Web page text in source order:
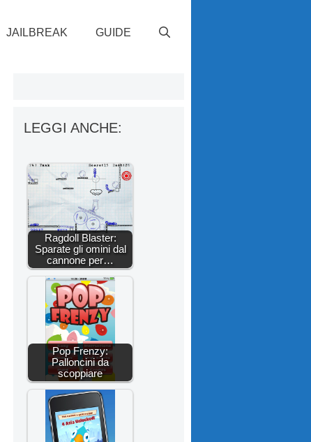
JAILBREAK GUIDE
LEGGI ANCHE:
Ragdoll Blaster:
Sparate gli omini dal
cannone per…
Pop Frenzy:
Palloncini da
scoppiare